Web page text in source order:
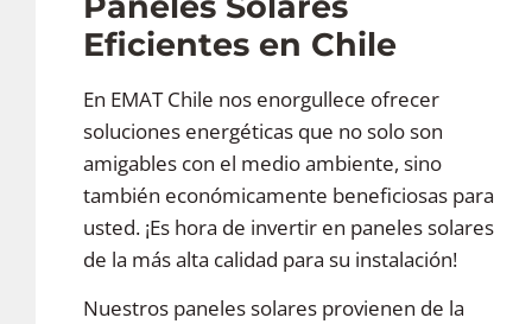
Eficientes en Chile
En EMAT Chile nos enorgullece ofrecer
soluciones energéticas que no solo son
amigables con el medio ambiente, sino
también económicamente beneficiosas para
usted. ¡Es hora de invertir en paneles solares
de la más alta calidad para su instalación!
Nuestros paneles solares provienen de la